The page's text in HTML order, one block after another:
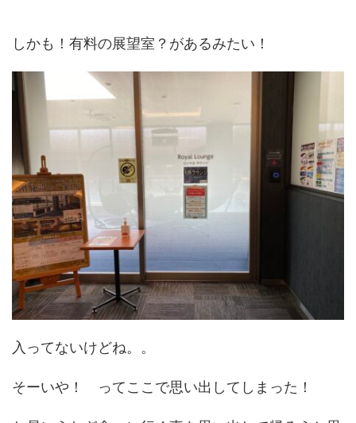
しかも！有料の展望室？があるみたい！
入ってないけどね。。
そーいや！ ってここで思い出してしまった！